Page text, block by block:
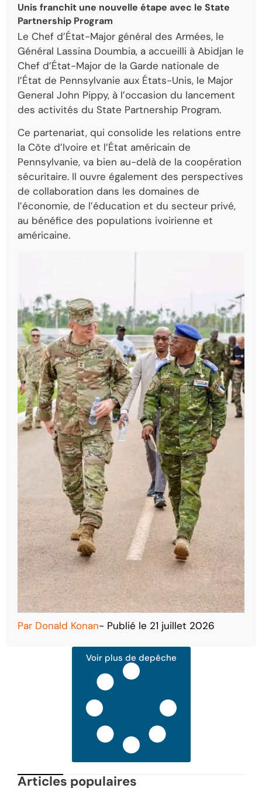
Unis franchit une nouvelle étape avec le State
Partnership Program
Le Chef d’État-Major général des Armées, le
Général Lassina Doumbia, a accueilli à Abidjan le
Chef d’État-Major de la Garde nationale de
l’État de Pennsylvanie aux États-Unis, le Major
General John Pippy, à l’occasion du lancement
des activités du State Partnership Program.
Ce partenariat, qui consolide les relations entre
la Côte d’Ivoire et l’État américain de
Pennsylvanie, va bien au-delà de la coopération
sécuritaire. Il ouvre également des perspectives
de collaboration dans les domaines de
l’économie, de l’éducation et du secteur privé,
au bénéfice des populations ivoirienne et
américaine.
Par Donald Konan- Publié le 21 juillet 2026
Voir plus de depêche
Articles populaires